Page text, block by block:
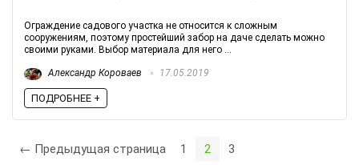
Ограждение садового участка не относится к сложным
сооружениям, поэтому простейший забор на даче сделать можно
своими руками. Выбор материала для него ...
Александр Короваев 17.05.2019
ПОДРОБНЕЕ +
← Предыдущая страница 1 2 3